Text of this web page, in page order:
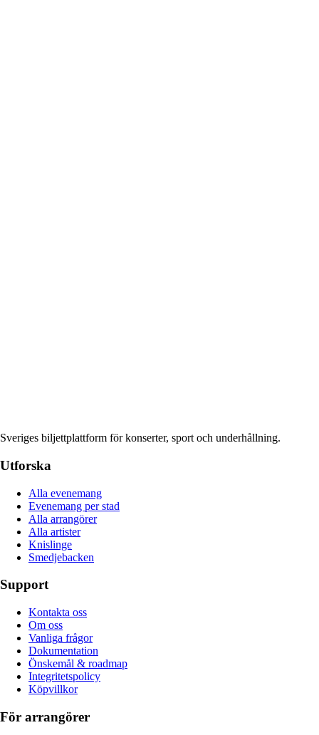
Sveriges biljettplattform för konserter, sport och underhållning.
Utforska
Alla evenemang
Evenemang per stad
Alla arrangörer
Alla artister
Knislinge
Smedjebacken
Support
Kontakta oss
Om oss
Vanliga frågor
Dokumentation
Önskemål & roadmap
Integritetspolicy
Köpvillkor
För arrangörer